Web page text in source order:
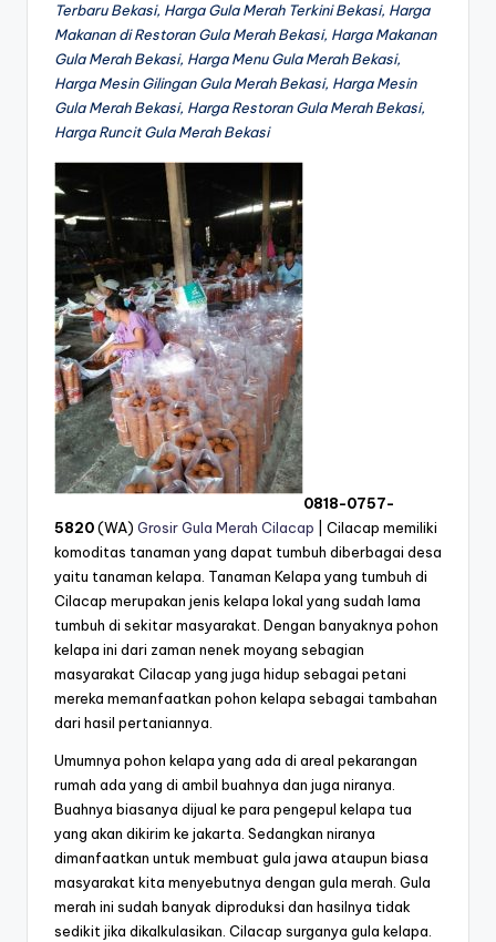
Terbaru Bekasi, Harga Gula Merah Terkini Bekasi, Harga
Makanan di Restoran Gula Merah Bekasi, Harga Makanan
Gula Merah Bekasi, Harga Menu Gula Merah Bekasi,
Harga Mesin Gilingan Gula Merah Bekasi, Harga Mesin
Gula Merah Bekasi, Harga Restoran Gula Merah Bekasi,
Harga Runcit Gula Merah Bekasi
0818-0757-
5820(WA) Grosir Gula Merah Cilacap | Cilacap memiliki
komoditas tanaman yang dapat tumbuh diberbagai desa
yaitu tanaman kelapa. Tanaman Kelapa yang tumbuh di
Cilacap merupakan jenis kelapa lokal yang sudah lama
tumbuh di sekitar masyarakat. Dengan banyaknya pohon
kelapa ini dari zaman nenek moyang sebagian
masyarakat Cilacap yang juga hidup sebagai petani
mereka memanfaatkan pohon kelapa sebagai tambahan
dari hasil pertaniannya.
Umumnya pohon kelapa yang ada di areal pekarangan
rumah ada yang di ambil buahnya dan juga niranya.
Buahnya biasanya dijual ke para pengepul kelapa tua
yang akan dikirim ke jakarta. Sedangkan niranya
dimanfaatkan untuk membuat gula jawa ataupun biasa
masyarakat kita menyebutnya dengan gula merah. Gula
merah ini sudah banyak diproduksi dan hasilnya tidak
sedikit jika dikalkulasikan. Cilacap surganya gula kelapa.